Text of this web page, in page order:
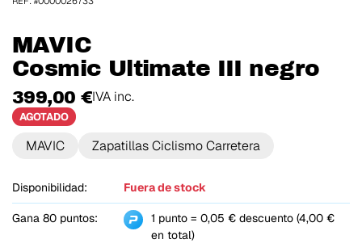
MAVIC
Cosmic Ultimate III negro
399,00 €IVA inc.
AGOTADO
MAVIC Zapatillas Ciclismo Carretera
Disponibilidad: Fuera de stock
Gana 80 puntos:
1 punto = 0,05 € descuento (4,00 €
en total)